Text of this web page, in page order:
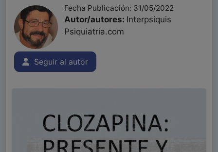
Fecha Publicación: 31/05/2022
Autor/autores: Interpsiquis
Psiquiatria.com
Seguir al autor